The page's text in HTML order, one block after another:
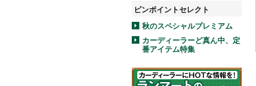
ピンポイントセレクト
秋のスペシャルプレミアム
カーディーラーど真ん中、定
番アイテム特集